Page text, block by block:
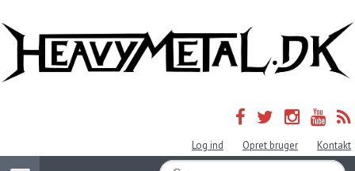
Log ind Opret bruger Kontakt